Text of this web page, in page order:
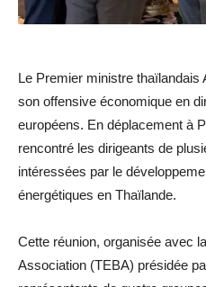
Le Premier ministre thaïlandais
son offensive économique en
européens. En déplacement à
rencontré les dirigeants de
intéressées par le
énergétiques en Thaïlande.
Cette réunion, organisée avec
Association (TEBA) présidée